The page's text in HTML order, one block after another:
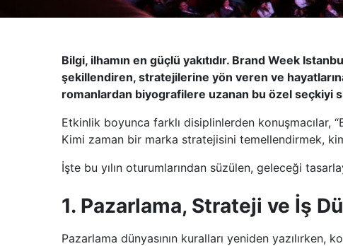
Bilgi, ilhamın en güçlü yakıtıdır. Brand Week
şekillendiren, stratejilerine yön veren ve
romanlardan biyografilere uzanan bu özel seçkiyi
Etkinlik boyunca farklı disiplinlerden konuşmacılar,
Kimi zaman bir marka stratejisini temellendirmek,
İşte bu yılın oturumlarından süzülen, geleceği
1. Pazarlama, Strateji ve İş
Pazarlama dünyasının kuralları yeniden yazılırken,